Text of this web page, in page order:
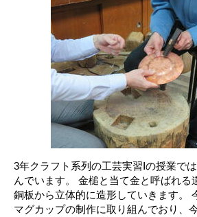
3年クラフト系列の工芸実習Ⅰの授業で
んでいます。 金槌と当て金と呼ばれる
銅板から立体的に造形していきます。
マグカップの制作に取り組んでおり、